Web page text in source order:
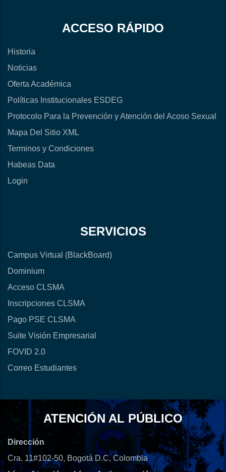
ACCESO RÁPIDO
Historia
Noticias
Oferta Académica
Políticas Institucionales ESDEG
Protocolo Para la Prevención y Atención del Acoso Sexual
Mapa Del Sitio XML
Terminos y Condiciones
Habeas Data
Login
SERVICIOS
Campus Virtual (BlackBoard)
Dominium
Acceso CLSMA
Inscripciones CLSMA
Pago PSE CLSMA
Suite Visión Empresarial
FOVID 2.0
Correo Estudiantes
ATENCIÓN AL PÚBLICO
Dirección
Cra. 11#102-50, Bogotá D.C, Colombia